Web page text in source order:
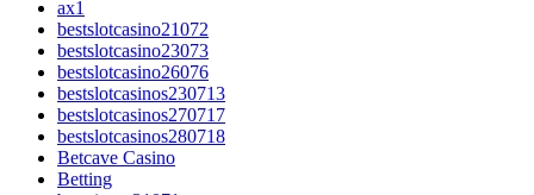
ax1
bestslotcasino21072
bestslotcasino23073
bestslotcasino26076
bestslotcasinos230713
bestslotcasinos270717
bestslotcasinos280718
Betcave Casino
Betting